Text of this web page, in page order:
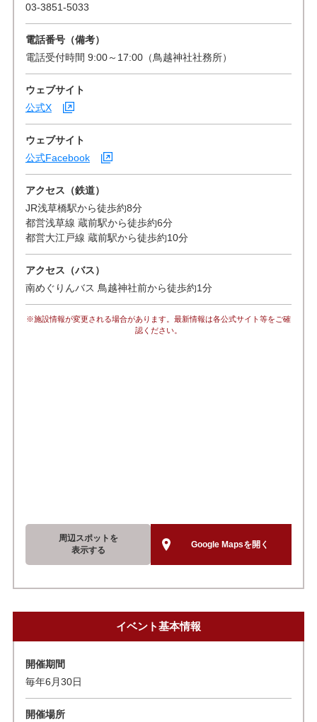
03-3851-5033
電話番号（備考）
電話受付時間 9:00～17:00（鳥越神社社務所）
ウェブサイト
公式X
ウェブサイト
公式Facebook
アクセス（鉄道）
JR浅草橋駅から徒歩約8分
都営浅草線 蔵前駅から徒歩約6分
都営大江戸線 蔵前駅から徒歩約10分
アクセス（バス）
南めぐりんバス 鳥越神社前から徒歩約1分
※施設情報が変更される場合があります。最新情報は各公式サイト等をご確
認ください。
周辺スポットを
表示する
Google Mapsを開く
イベント基本情報
開催期間
毎年6月30日
開催場所